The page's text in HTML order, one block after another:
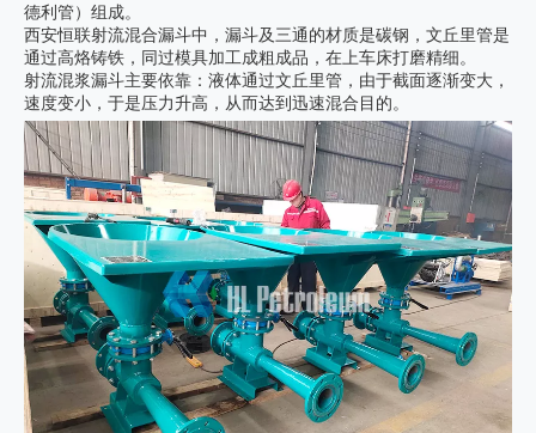
德利管）组成。
西安恒联射流混合漏斗中，漏斗及三通的材质是碳钢，文丘里管是
通过高烙铸铁，同过模具加工成粗成品，在上车床打磨精细。
射流混浆漏斗主要依靠：液体通过文丘里管，由于截面逐渐变大，
速度变小，于是压力升高，从而达到迅速混合目的。